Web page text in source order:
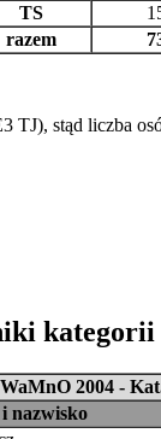
TS
razem
stąd liczba
kategorii
WaMnO 2004 -
nazwisko